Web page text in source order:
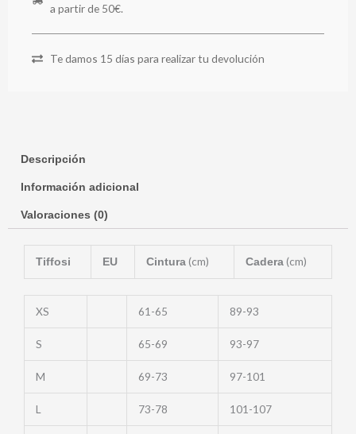
a partir de 50€.
Te damos 15 días para realizar tu devolución
Descripción
Información adicional
Valoraciones (0)
Tiffosi EU Cintura(cm) Cadera(cm)
XS 61-65 89-93
S 65-69 93-97
M 69-73 97-101
L 73-78 101-107